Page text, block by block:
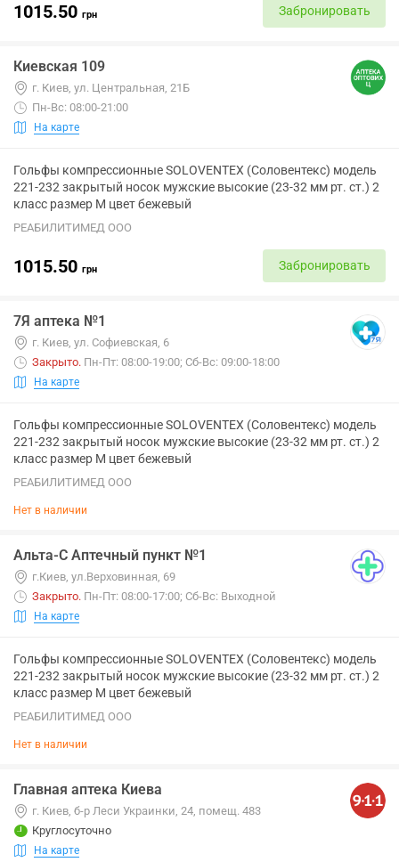
1015.50 грн Забронировать
Киевская 109
г. Киев, ул. Центральная, 21Б
Пн-Вс: 08:00-21:00
На карте
Гольфы компрессионные SOLOVENTEX (Соловентекс) модель
221-232 закрытый носок мужские высокие (23-32 мм рт. ст.) 2
класс размер M цвет бежевый
РЕАБИЛИТИМЕД ООО
1015.50 грн Забронировать
7Я аптека №1
г. Киев, ул. Софиевская, 6
Закрыто. Пн-Пт: 08:00-19:00; Сб-Вс: 09:00-18:00
На карте
Гольфы компрессионные SOLOVENTEX (Соловентекс) модель
221-232 закрытый носок мужские высокие (23-32 мм рт. ст.) 2
класс размер M цвет бежевый
РЕАБИЛИТИМЕД ООО
Нет в наличии
Альта-С Аптечный пункт №1
г.Киев, ул.Верховинная, 69
Закрыто. Пн-Пт: 08:00-17:00; Сб-Вс: Выходной
На карте
Гольфы компрессионные SOLOVENTEX (Соловентекс) модель
221-232 закрытый носок мужские высокие (23-32 мм рт. ст.) 2
класс размер M цвет бежевый
РЕАБИЛИТИМЕД ООО
Нет в наличии
Главная аптека Киева
г. Киев, б-р Леси Украинки, 24, помещ. 483
Круглосуточно
На карте